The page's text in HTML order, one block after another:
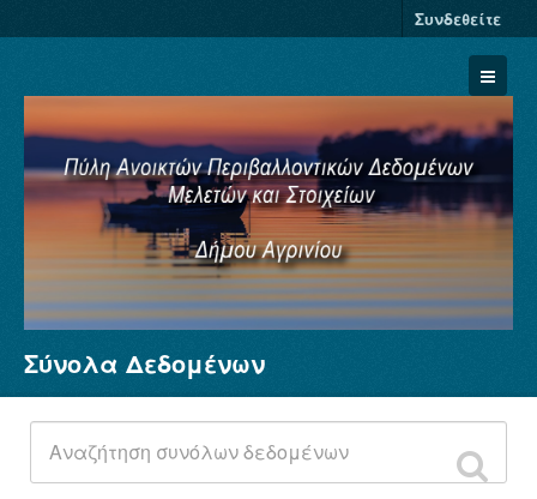
Συνδεθείτε
Σύνολα Δεδομένων
Φορείς
Ομάδες
Σχετικά
Σύνολα Δεδομένων